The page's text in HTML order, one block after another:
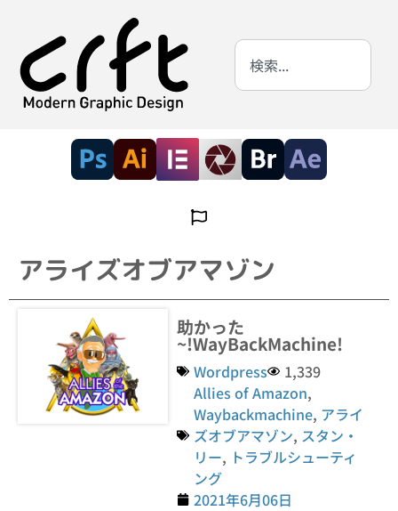
アライズオブアマゾン
助かった
~!WayBackMachine!
Wordpress
1,339
Allies of Amazon,
Waybackmachine, アライ
ズオブアマゾン, スタン・
リー, トラブルシューティ
ング
2021年6月06日